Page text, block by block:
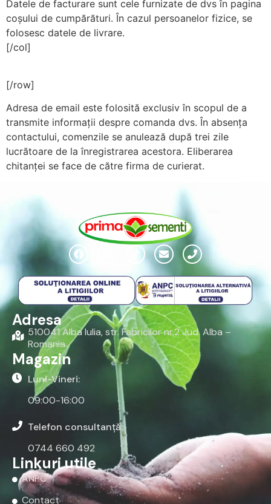
Datele de facturare sunt cele furnizate de dvs în pagina
coșului de cumpărături. În cazul persoanelor fizice, se
folosesc datele de livrare.
[/col]
[/row]
Adresa de email este folosită exclusiv în scopul de a
transmite informații despre comanda dvs. În absența
contactului, comenzile se anulează după trei zile
lucrătoare de la înregistrarea acestora. Eliberarea
chitanței se face de către firma de curierat.
Adresa
510041 Alba Iulia, str. Fabricilor nr.2 Jud. Alba –
Romania
Magazin
Luni-Vineri:
09:00-16:00
Telefon consultanță:
0744 660 492
Linkuri utile
ANPC
Contact